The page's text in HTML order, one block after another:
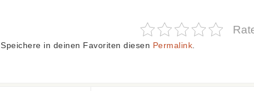
Speichere in deinen Favoriten diesen Permalink